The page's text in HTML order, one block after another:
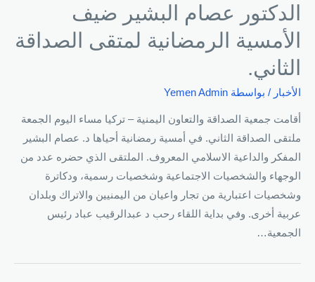
الدكتور عصام البشير ضيف
الأمسية الرمضانية لمتقى الصداقة
الثاني.
الأخبار / بواسطة Yemen Admin
أقامت جمعية الصداقة والتعاون اليمنية – تركيا مساء اليوم الجمعة
ملتقى الصداقة الثاني. في أمسية رمضانية أحياها د. عصام البشير
المفكر والداعية الاسلامي المعروف. الملتقى الذي حضره عدد من
الوجهاء والشخصيات الاجتماعية وشخصيات رسمية، ودكاترة
وشخصيات اعتبارية من تجار واعيان من اليمنيين والاتراك وبلدان
عربية أخرى. وفي بداية اللقاء رحب د عبدالرقيب عباد رئيس
الجمعية…